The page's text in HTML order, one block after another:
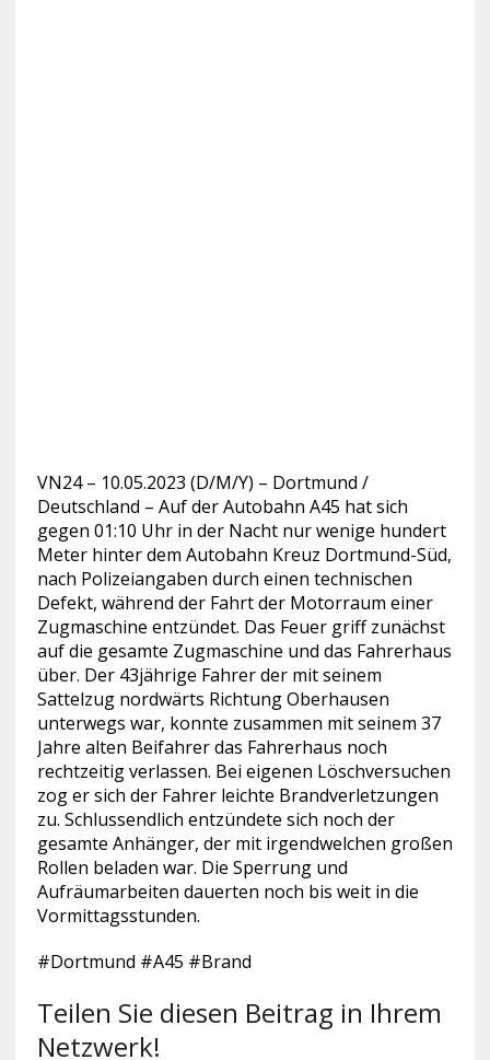
VN24 – 10.05.2023 (D/M/Y) – Dortmund /
Deutschland – Auf der Autobahn A45 hat sich
gegen 01:10 Uhr in der Nacht nur wenige hundert
Meter hinter dem Autobahn Kreuz Dortmund-Süd,
nach Polizeiangaben durch einen technischen
Defekt, während der Fahrt der Motorraum einer
Zugmaschine entzündet. Das Feuer griff zunächst
auf die gesamte Zugmaschine und das Fahrerhaus
über. Der 43jährige Fahrer der mit seinem
Sattelzug nordwärts Richtung Oberhausen
unterwegs war, konnte zusammen mit seinem 37
Jahre alten Beifahrer das Fahrerhaus noch
rechtzeitig verlassen. Bei eigenen Löschversuchen
zog er sich der Fahrer leichte Brandverletzungen
zu. Schlussendlich entzündete sich noch der
gesamte Anhänger, der mit irgendwelchen großen
Rollen beladen war. Die Sperrung und
Aufräumarbeiten dauerten noch bis weit in die
Vormittagsstunden.
#Dortmund #A45 #Brand
Teilen Sie diesen Beitrag in Ihrem
Netzwerk!